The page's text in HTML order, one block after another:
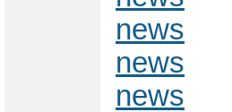
news
news
news